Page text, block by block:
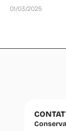
01/03/2025